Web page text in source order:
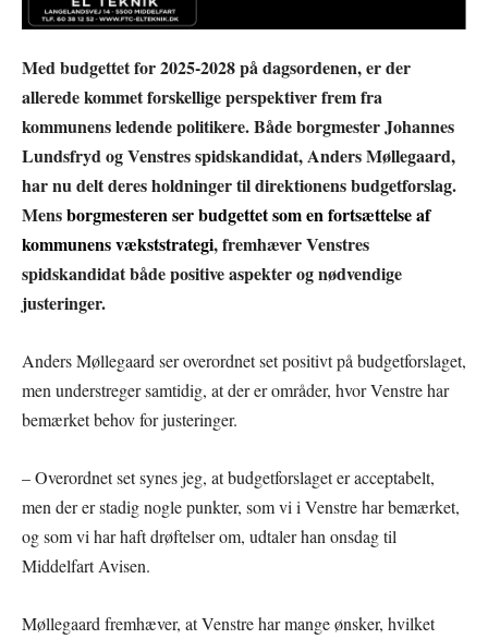
Med budgettet for 2025-2028 på dagsordenen, er der
allerede kommet forskellige perspektiver frem fra
kommunens ledende politikere. Både borgmester Johannes
Lundsfryd og Venstres spidskandidat, Anders Møllegaard,
har nu delt deres holdninger til direktionens budgetforslag.
Mensborgmesteren ser budgettet som en fortsættelse af
kommunens vækststrategi, fremhæver Venstres
spidskandidat både positive aspekter og nødvendige
justeringer.
Anders Møllegaard ser overordnet set positivt på budgetforslaget,
men understreger samtidig, at der er områder, hvor Venstre har
bemærket behov for justeringer.
– Overordnet set synes jeg, at budgetforslaget er acceptabelt,
men der er stadig nogle punkter, som vi i Venstre har bemærket,
og som vi har haft drøftelser om, udtaler han onsdag til
Middelfart Avisen.
Møllegaard fremhæver, at Venstre har mange ønsker, hvilket